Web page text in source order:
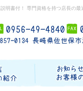
明書付！ 専門資格を持つ店長の